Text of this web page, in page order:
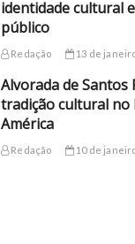
identidade cultural
público
Redação 13 de
Alvorada de Santos
tradição cultural no
América
Redação 10 de